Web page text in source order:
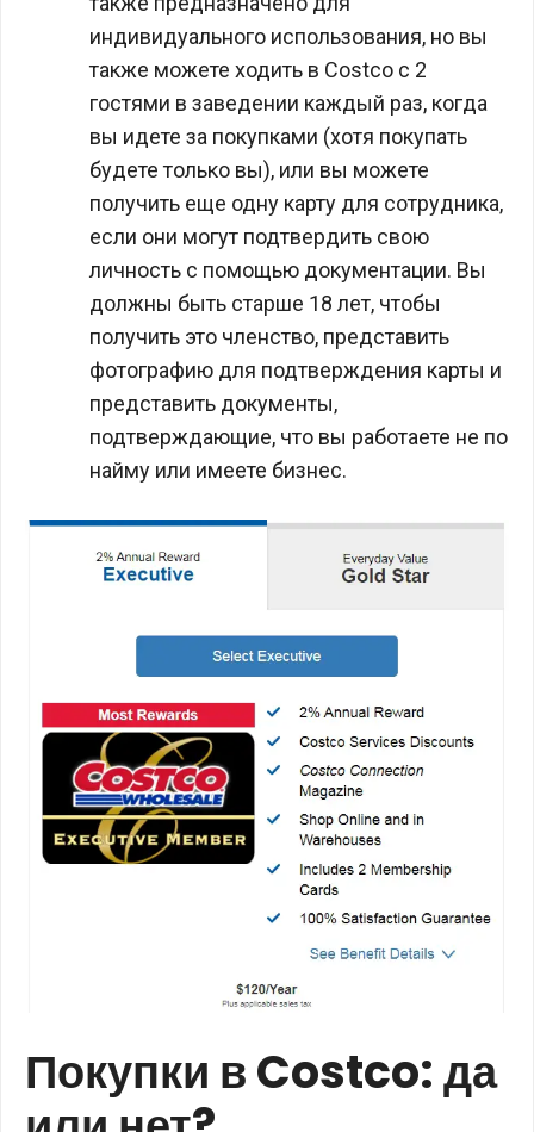
индивидуального использования, но вы
также можете ходить в Costco с 2
гостями в заведении каждый раз, когда
вы идете за покупками (хотя покупать
будете только вы), или вы можете
получить еще одну карту для сотрудника,
если они могут подтвердить свою
личность с помощью документации. Вы
должны быть старше 18 лет, чтобы
получить это членство, представить
фотографию для подтверждения карты и
представить документы,
подтверждающие, что вы работаете не по
найму или имеете бизнес.
Покупки в Costco: да